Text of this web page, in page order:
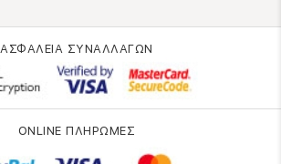
ΑΣΦΑΛΕΙΑ ΣΥΝΑΛΛΑΓΩΝ
ONLINE ΠΛΗΡΩΜΕΣ